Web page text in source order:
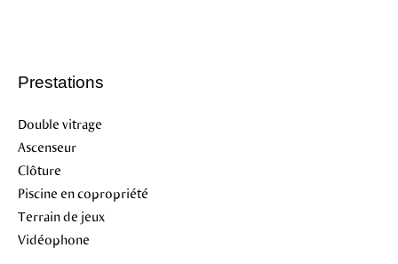
Prestations
Double vitrage
Ascenseur
Clôture
Piscine en copropriété
Terrain de jeux
Vidéophone